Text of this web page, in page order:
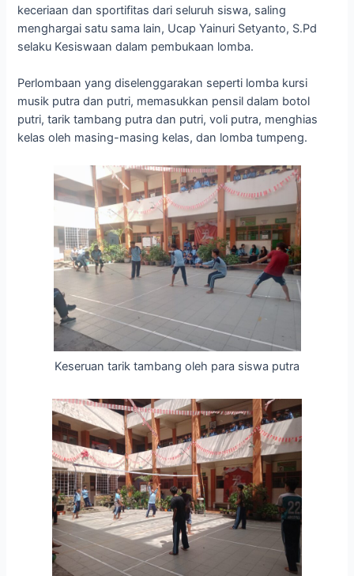
keceriaan dan sportifitas dari seluruh siswa, saling
menghargai satu sama lain, Ucap Yainuri Setyanto, S.Pd
selaku Kesiswaan dalam pembukaan lomba.
Perlombaan yang diselenggarakan seperti lomba kursi
musik putra dan putri, memasukkan pensil dalam botol
putri, tarik tambang putra dan putri, voli putra, menghias
kelas oleh masing-masing kelas, dan lomba tumpeng.
Keseruan tarik tambang oleh para siswa putra